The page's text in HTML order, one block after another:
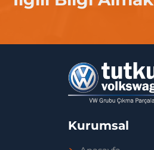
Kurumsal